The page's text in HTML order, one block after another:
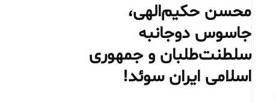
محسن حکیم‌الهی،
جاسوس دوجانبه
سلطنت‌طلبان و جمهوری
اسلامی ایران سوئد!